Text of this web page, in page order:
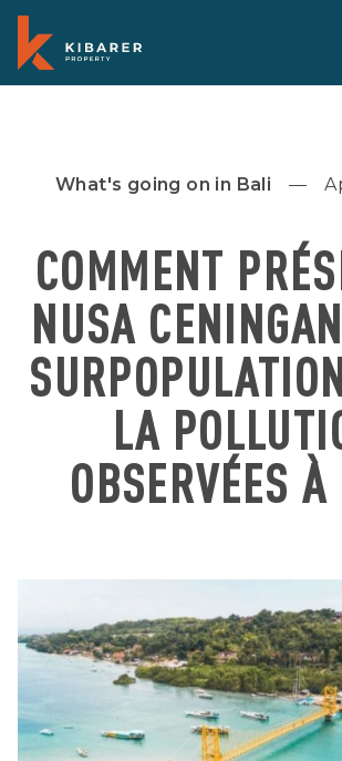
What's going on in Bali
COMMENT
NUSA
LA
OBSERVÉES